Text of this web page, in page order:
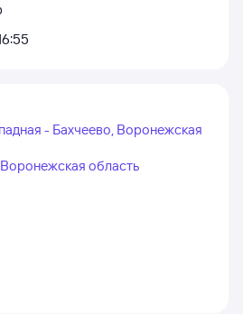
- Бахчеево, Воронежская
область